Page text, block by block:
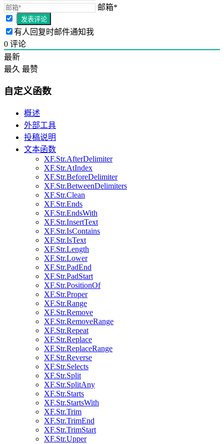
邮箱*
有人回复时邮件通知我
0 评论
最新
最久 最赞
自定义函数
概述
外部工具
投稿说明
文本函数
XF.Str.AfterDelimiter
XF.Str.AtIndex
XF.Str.BeforeDelimiter
XF.Str.BetweenDelimiters
XF.Str.Clean
XF.Str.Ends
XF.Str.EndsWith
XF.Str.InsertText
XF.Str.IsContains
XF.Str.IsText
XF.Str.Length
XF.Str.Lower
XF.Str.PadEnd
XF.Str.PadStart
XF.Str.PositionOf
XF.Str.Proper
XF.Str.Range
XF.Str.Remove
XF.Str.RemoveRange
XF.Str.Repeat
XF.Str.Replace
XF.Str.ReplaceRange
XF.Str.Reverse
XF.Str.Selects
XF.Str.Split
XF.Str.SplitAny
XF.Str.Starts
XF.Str.StartsWith
XF.Str.Trim
XF.Str.TrimEnd
XF.Str.TrimStart
XF.Str.Upper